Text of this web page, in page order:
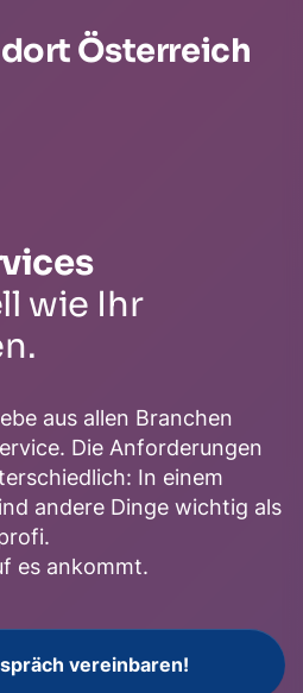
Österreich
wie Ihr
aus allen Branchen
Die Anforderungen
In einem
andere Dinge wichtig als
es ankommt.
vereinbaren!